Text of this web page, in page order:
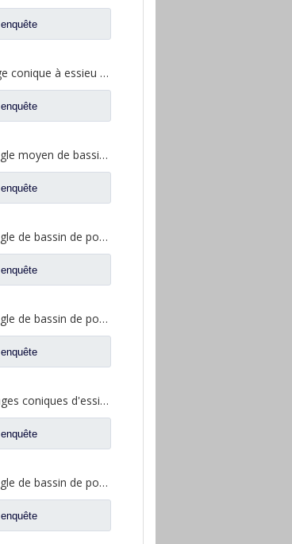
enquête
28/21 engrenage conique à essieu moyen pour essieu Ankai essieu Benz Foton Auman pièces de rechange de camion HFF2502038/39CK1BZ
enquête
Engrenage d'angle moyen de bassin de pont pour les pièces de rechange 5801845742 de camion de SAIC Hongyan
enquête
Engrenage d'angle de bassin de pont moyen pour pièces de rechange Shamcan DelongTruck 81.35199.6535
enquête
Engrenage d'angle de bassin de pont arrière pour pièces de rechange Shamcan DelongTruck 81.35199.6554
enquête
Paire d'engrenages coniques d'essieu moyen 28/21 pour pièces de rechange de camion FAW Jiefang d'essieu A0E 2502036/037-A0E
enquête
Engrenage d'angle de bassin de pont moyen pour pièces de rechange Shamcan DelongTruck 81.35199.6587
enquête